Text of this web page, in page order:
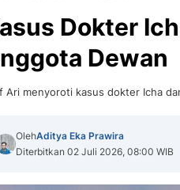
Dokter
Dewan
Ari menyoroti kasus dokter Icha
OlehAditya Eka Prawira
Diterbitkan 02 Juli 2026, 08:00 WIB